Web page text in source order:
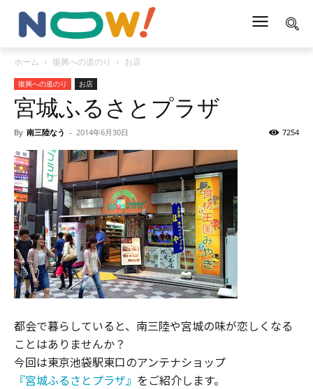
ホーム 復興への道のり お店
復興への道のり お店
宮城ふるさとプラザ
By 南三陸なう - 2014年6月30日 7254
都会で暮らしていると、南三陸や宮城の味が恋しくなる
ことはありませんか？
今回は東京池袋駅東口のアンテナショップ
『宮城ふるさとプラザ』 をご紹介します。